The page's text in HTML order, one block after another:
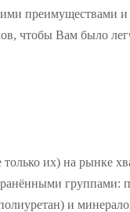
преимуществами и
чтобы Вам было
их) на рынке
группами:
и